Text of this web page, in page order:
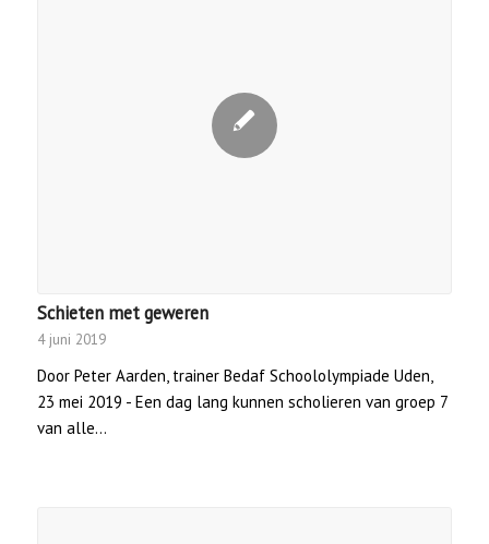
Schieten met geweren
4 juni 2019
Door Peter Aarden, trainer Bedaf Schoololympiade Uden,
23 mei 2019 - Een dag lang kunnen scholieren van groep 7
van alle…